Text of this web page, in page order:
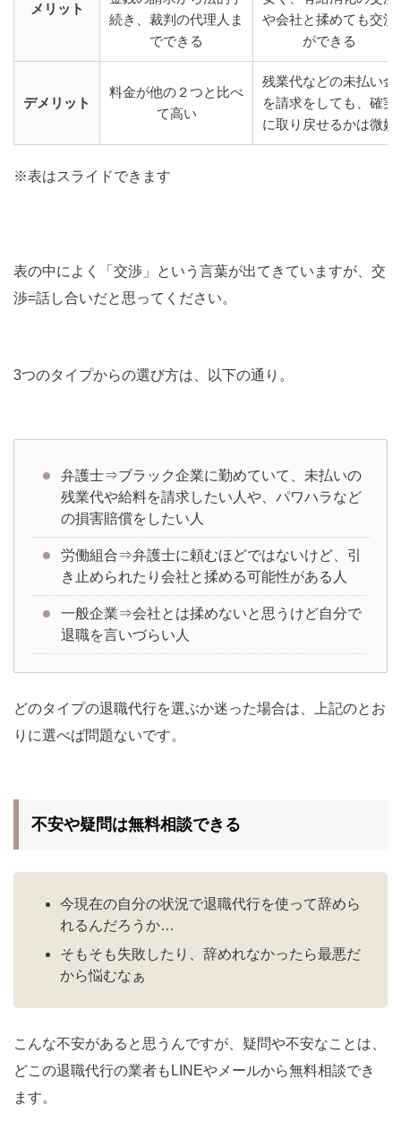
メリット
続き、裁判の代理人ま
でできる
や会社と揉めても交渉
ができる
デメリット
料金が他の２つと比べ
て高い
残業代などの未払い金
を請求をしても、確実
に取り戻せるかは微妙
※表はスライドできます
表の中によく「交渉」という言葉が出てきていますが、交
渉=話し合いだと思ってください。
3つのタイプからの選び方は、以下の通り。
弁護士⇒ブラック企業に勤めていて、未払いの
残業代や給料を請求したい人や、パワハラなど
の損害賠償をしたい人
労働組合⇒弁護士に頼むほどではないけど、引
き止められたり会社と揉める可能性がある人
一般企業⇒会社とは揉めないと思うけど自分で
退職を言いづらい人
どのタイプの退職代行を選ぶか迷った場合は、上記のとお
りに選べば問題ないです。
不安や疑問は無料相談できる
今現在の自分の状況で退職代行を使って辞めら
れるんだろうか…
そもそも失敗したり、辞めれなかったら最悪だ
から悩むなぁ
こんな不安があると思うんですが、疑問や不安なことは、
どこの退職代行の業者もLINEやメールから無料相談でき
ます。